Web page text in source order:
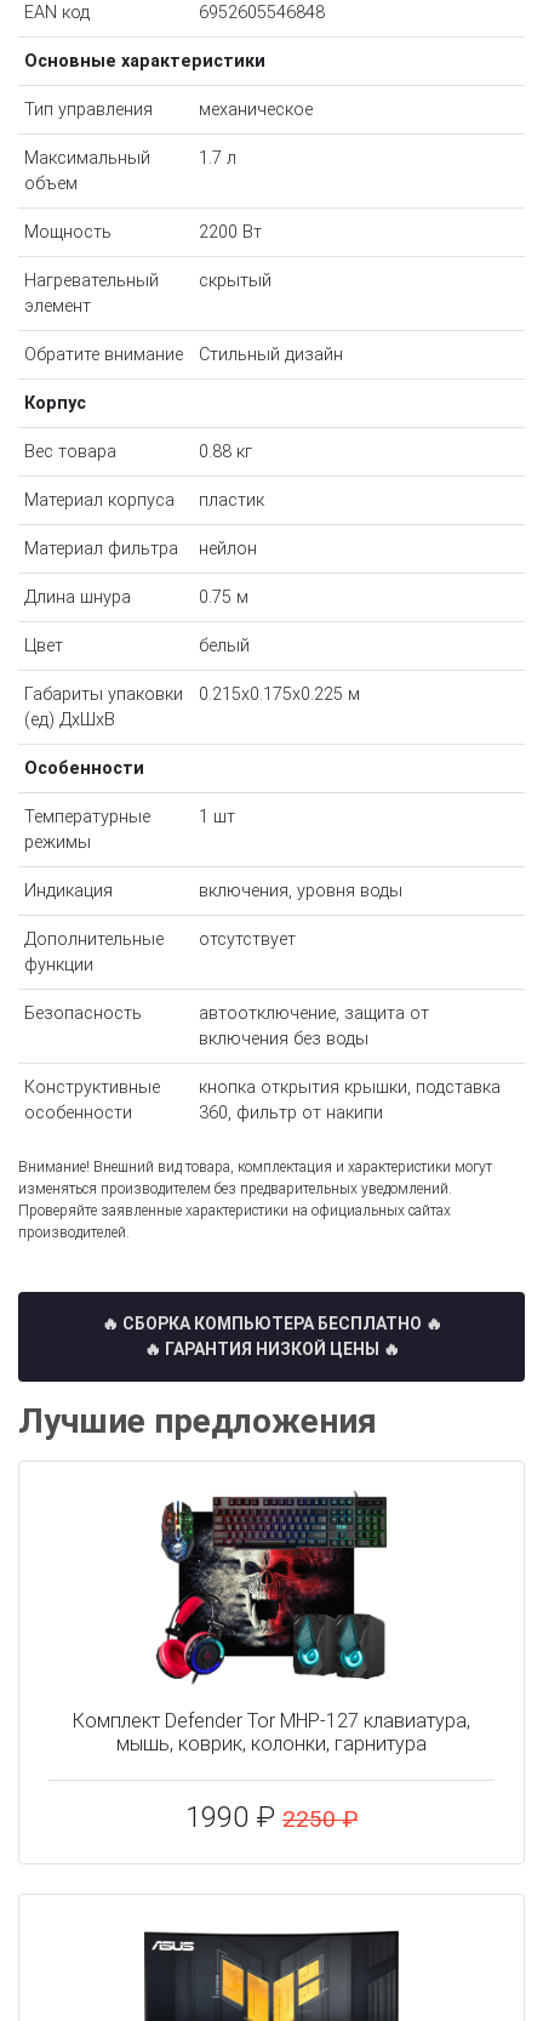
EAN код 6952605546848
Основные характеристики
Тип управления механическое
Максимальный
объем
1.7 л
Мощность 2200 Вт
Нагревательный
элемент
скрытый
Обратите внимание Стильный дизайн
Корпус
Вес товара 0.88 кг
Материал корпуса пластик
Материал фильтра нейлон
Длина шнура 0.75 м
Цвет белый
Габариты упаковки
(ед) ДхШхВ
0.215x0.175x0.225 м
Особенности
Температурные
режимы
1 шт
Индикация включения, уровня воды
Дополнительные
функции
отсутствует
Безопасность
автоотключение, защита от
включения без воды
Конструктивные
особенности
кнопка открытия крышки, подставка
360, фильтр от накипи
Внимание! Внешний вид товара, комплектация и характеристики могут
изменяться производителем без предварительных уведомлений.
Проверяйте заявленные характеристики на официальных сайтах
производителей.
🔥 СБОРКА КОМПЬЮТЕРА БЕСПЛАТНО 🔥
🔥 ГАРАНТИЯ НИЗКОЙ ЦЕНЫ 🔥
Лучшие предложения
Комплект Defender Tor MHP-127 клавиатура,
мышь, коврик, колонки, гарнитура
1990 ₽ 2250 ₽